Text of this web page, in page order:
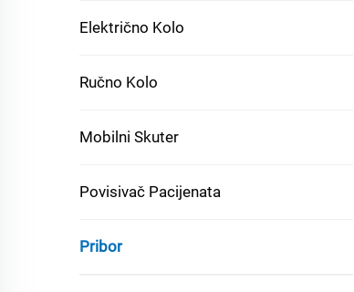
Električno Kolo
Ručno Kolo
Mobilni Skuter
Povisivač Pacijenata
Pribor